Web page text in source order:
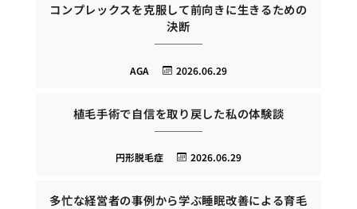
コンプレックスを克服して前向きに生きるための
決断
2026.06.29
AGA
植毛手術で自信を取り戻した私の体験談
2026.06.29
円形脱毛症
多忙な経営者の事例から学ぶ睡眠改善による育毛